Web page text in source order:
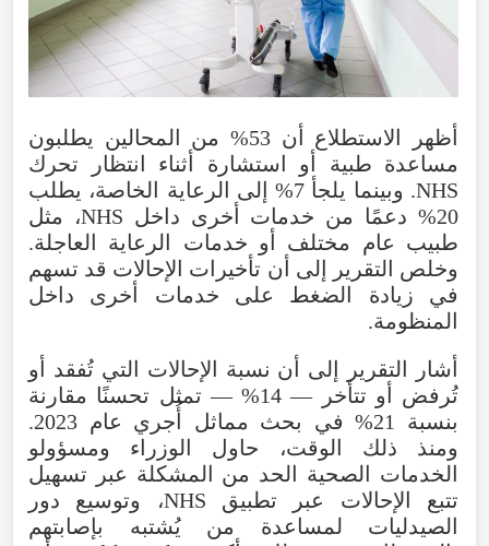
أظهر الاستطلاع أن 53% من المحالين يطلبون
مساعدة طبية أو استشارة أثناء انتظار تحرك
NHS. وبينما يلجأ 7% إلى الرعاية الخاصة، يطلب
20% دعمًا من خدمات أخرى داخل NHS، مثل
طبيب عام مختلف أو خدمات الرعاية العاجلة.
وخلص التقرير إلى أن تأخيرات الإحالات قد تسهم
في زيادة الضغط على خدمات أخرى داخل
المنظومة.
أشار التقرير إلى أن نسبة الإحالات التي تُفقد أو
تُرفض أو تتأخر — 14% — تمثل تحسنًا مقارنة
بنسبة 21% في بحث مماثل أُجري عام 2023.
ومنذ ذلك الوقت، حاول الوزراء ومسؤولو
الخدمات الصحية الحد من المشكلة عبر تسهيل
تتبع الإحالات عبر تطبيق NHS، وتوسيع دور
الصيدليات لمساعدة من يُشتبه بإصابتهم